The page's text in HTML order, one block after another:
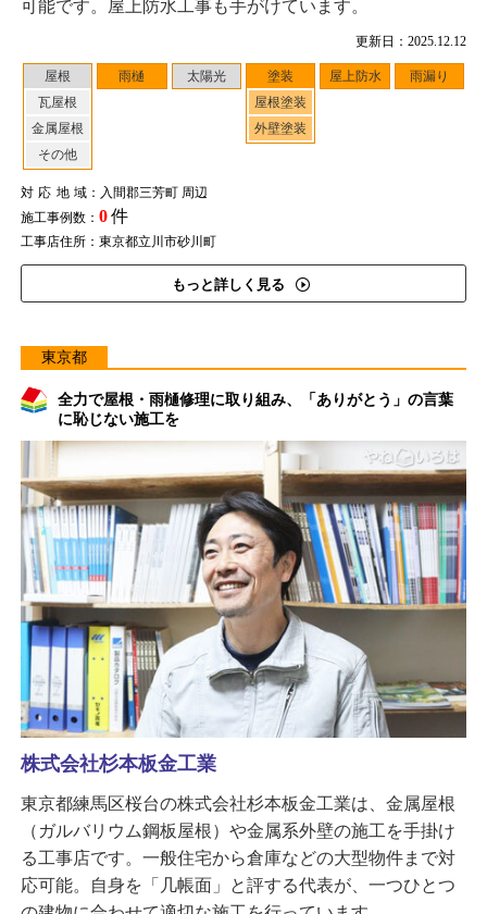
更新日：2025.12.12
屋根
瓦屋根
金属屋根
その他
雨樋 太陽光
塗装
屋根塗装
外壁塗装
屋上防水 雨漏り
対応地域：入間郡三芳町 周辺
施工事例数： 0件
工事店住所：東京都立川市砂川町
もっと詳しく見る
可能です。屋上防水工事も手がけています。
東京都
全力で屋根・雨樋修理に取り組み、「ありがとう」の言葉
に恥じない施工を
株式会社杉本板金工業
東京都練馬区桜台の株式会社杉本板金工業は、金属屋根
（ガルバリウム鋼板屋根）や金属系外壁の施工を手掛け
る工事店です。一般住宅から倉庫などの大型物件まで対
応可能。自身を「几帳面」と評する代表が、一つひとつ